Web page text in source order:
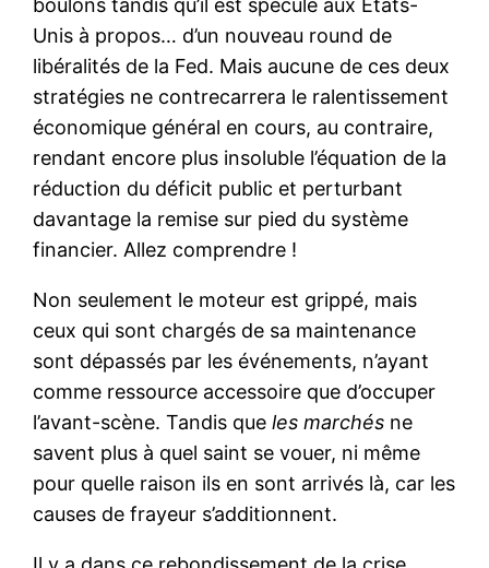
boulons tandis qu’il est spéculé aux États-
Unis à propos… d’un nouveau round de
libéralités de la Fed. Mais aucune de ces deux
stratégies ne contrecarrera le ralentissement
économique général en cours, au contraire,
rendant encore plus insoluble l’équation de la
réduction du déficit public et perturbant
davantage la remise sur pied du système
financier. Allez comprendre !
Non seulement le moteur est grippé, mais
ceux qui sont chargés de sa maintenance
sont dépassés par les événements, n’ayant
comme ressource accessoire que d’occuper
l’avant-scène. Tandis queles marchés ne
savent plus à quel saint se vouer, ni même
pour quelle raison ils en sont arrivés là, car les
causes de frayeur s’additionnent.